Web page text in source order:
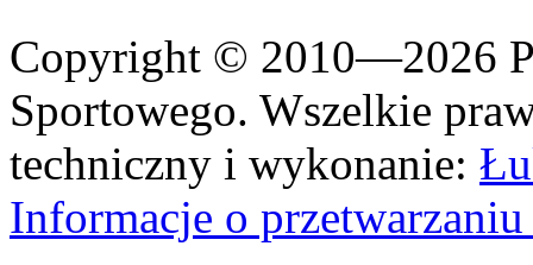
Copyright © 2010—2026
Sportowego. Wszelkie
techniczny i wykonanie:
Informacje o